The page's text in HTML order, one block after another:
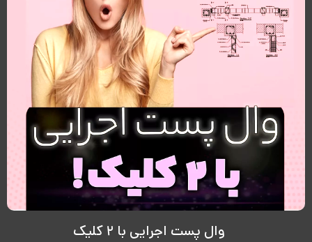
وال پست اجرایی با ۲ کلیک